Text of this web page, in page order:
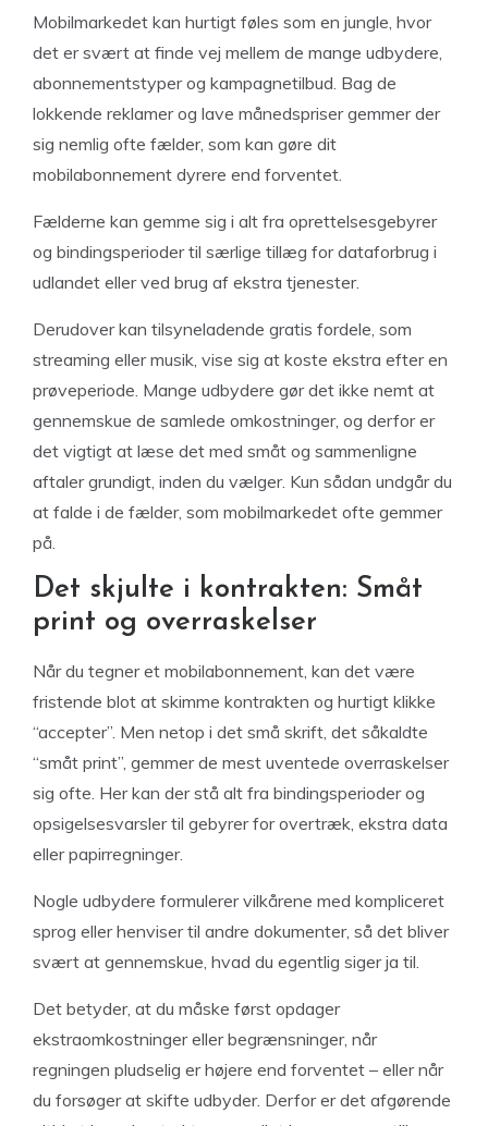
Mobilmarkedet kan hurtigt føles som en jungle, hvor
det er svært at finde vej mellem de mange udbydere,
abonnementstyper og kampagnetilbud. Bag de
lokkende reklamer og lave månedspriser gemmer der
sig nemlig ofte fælder, som kan gøre dit
mobilabonnement dyrere end forventet.
Fælderne kan gemme sig i alt fra oprettelsesgebyrer
og bindingsperioder til særlige tillæg for dataforbrug i
udlandet eller ved brug af ekstra tjenester.
Derudover kan tilsyneladende gratis fordele, som
streaming eller musik, vise sig at koste ekstra efter en
prøveperiode. Mange udbydere gør det ikke nemt at
gennemskue de samlede omkostninger, og derfor er
det vigtigt at læse det med småt og sammenligne
aftaler grundigt, inden du vælger. Kun sådan undgår du
at falde i de fælder, som mobilmarkedet ofte gemmer
på.
Det skjulte i kontrakten: Småt
print og overraskelser
Når du tegner et mobilabonnement, kan det være
fristende blot at skimme kontrakten og hurtigt klikke
“accepter”. Men netop i det små skrift, det såkaldte
“småt print”, gemmer de mest uventede overraskelser
sig ofte. Her kan der stå alt fra bindingsperioder og
opsigelsesvarsler til gebyrer for overtræk, ekstra data
eller papirregninger.
Nogle udbydere formulerer vilkårene med kompliceret
sprog eller henviser til andre dokumenter, så det bliver
svært at gennemskue, hvad du egentlig siger ja til.
Det betyder, at du måske først opdager
ekstraomkostninger eller begrænsninger, når
regningen pludselig er højere end forventet – eller når
du forsøger at skifte udbyder. Derfor er det afgørende